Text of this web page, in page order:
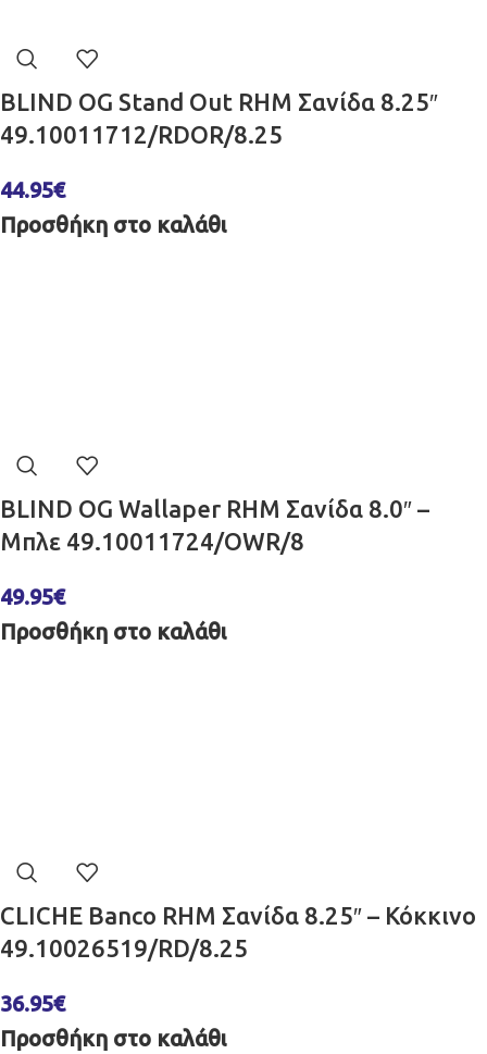
BLIND OG Stand Out RHM Σανίδα 8.25″
49.10011712/RDOR/8.25
44.95€
Προσθήκη στο καλάθι
BLIND OG Wallaper RHM Σανίδα 8.0″ –
Μπλε 49.10011724/OWR/8
49.95€
Προσθήκη στο καλάθι
CLICHE Banco RHM Σανίδα 8.25″ – Κόκκινο
49.10026519/RD/8.25
36.95€
Προσθήκη στο καλάθι